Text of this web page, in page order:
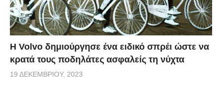
Η Volvo δημιούργησε ένα ειδικό σπρέι ώστε να
κρατά τους ποδηλάτες ασφαλείς τη νύχτα
19 ΔΕΚΕΜΒΡΊΟΥ, 2023